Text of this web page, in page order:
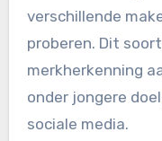
verschillende
proberen. Dit
merkherkenning
onder jongere
sociale media.